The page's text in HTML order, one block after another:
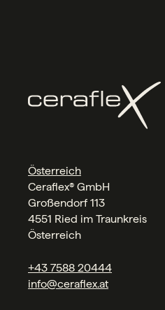
Österreich
Ceraflex® GmbH
Großendorf 113
4551 Ried im Traunkreis
Österreich
+43 7588 20444
info@ceraflex.at